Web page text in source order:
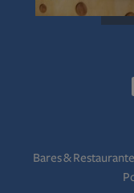
Bares &